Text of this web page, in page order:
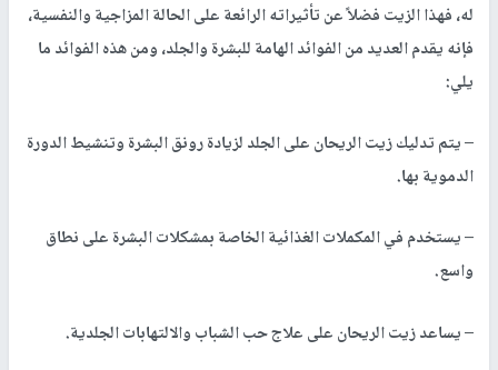
له، فهذا الزيت فضلاً عن تأثيراته الرائعة على الحالة المزاجية والنفسية،
فإنه يقدم العديد من الفوائد الهامة للبشرة والجلد، ومن هذه الفوائد ما
يلي:
– يتم تدليك زيت الريحان على الجلد لزيادة رونق البشرة وتنشيط الدورة
الدموية بها.
– يستخدم في المكملات الغذائية الخاصة بمشكلات البشرة على نطاق
واسع.
– يساعد زيت الريحان على علاج حب الشباب والالتهابات الجلدية.